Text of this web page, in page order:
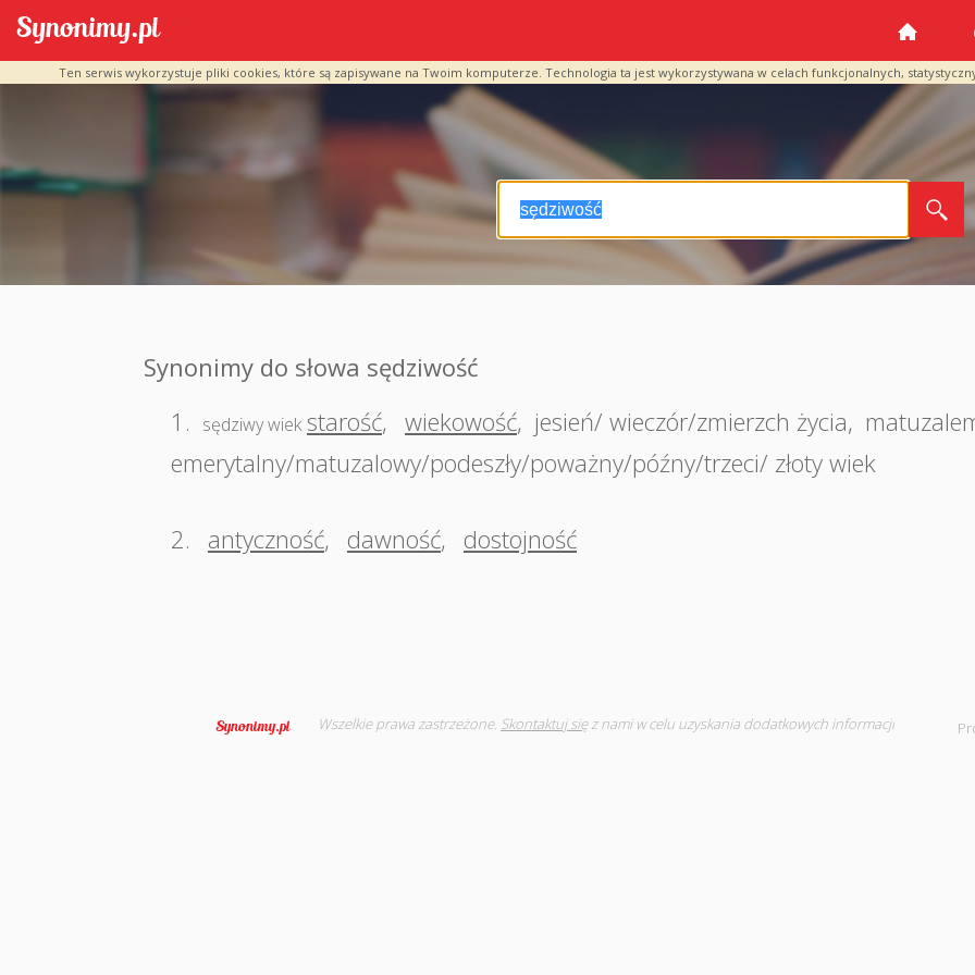
Ten serwis wykorzystuje pliki cookies, które są zapisywane na Twoim komputerze. Technologia ta jest wykorzystywana w celach funkcjonalnych,
Synonimy do słowa sędziwość
1.
sędziwy wiek starość, wiekowość, jesień/ wieczór/zmierzch życia,
emerytalny/matuzalowy/podeszły/poważny/późny/trzeci/ złoty wiek
2. antyczność, dawność, dostojność
Wszelkie prawa zastrzeżone. Skontaktuj sięz nami w celu uzyskania dodatkowych informacji